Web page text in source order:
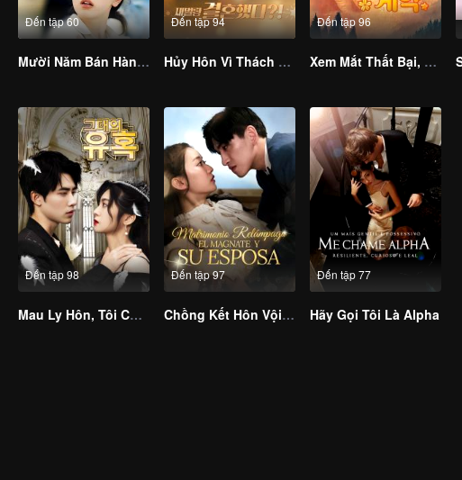
Đến tập 60
Mười Năm Bán Hàng Rong, Hóa Ra Tôi Là Thiên Kim Tiểu Thư
Đến tập 94
Hủy Hôn Vì Thách Cưới, Tôi Kết Hôn Với Tỷ Phú (Bản Tiếng Hàn)
Đến tập 96
Xem Mắt Thất Bại, Tôi Kết Hôn Với Tổng Tài Nghìn Tỷ
Đến tập 98
Mau Ly Hôn, Tôi Còn Về Thừa Kế Gia Tài Tỷ Đô (Bản Tiếng Hàn)
Đến tập 97
Chồng Kết Hôn Vội Là Thiếu Gia Hào Môn
Đến tập 77
Hãy Gọi Tôi Là Alpha